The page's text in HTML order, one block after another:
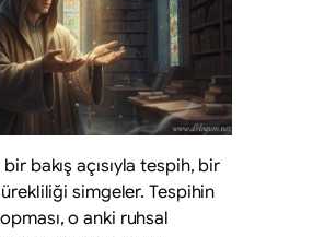
bakış açısıyla tespih, bir
simgeler. Tespihin
o anki ruhsal